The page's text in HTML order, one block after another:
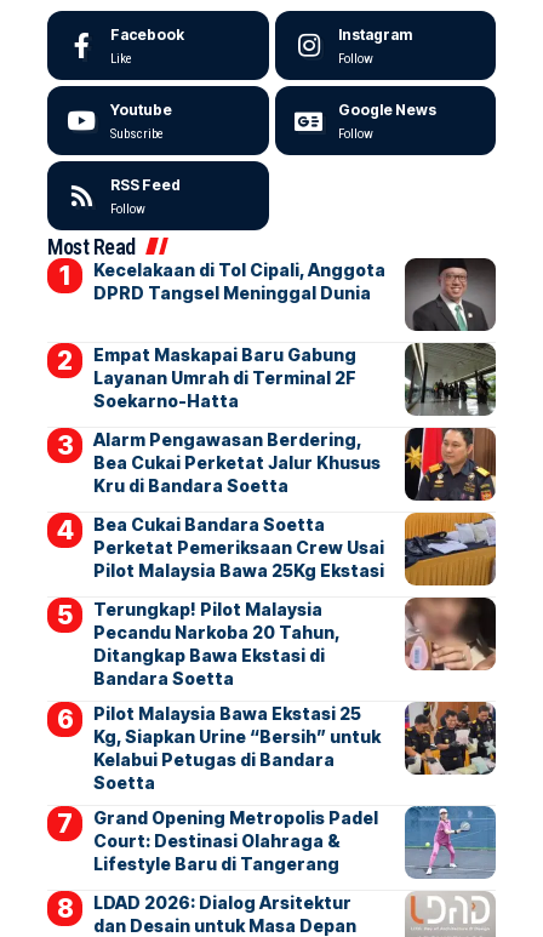
Facebook
Like
Instagram
Follow
Youtube
Subscribe
Google News
Follow
RSS Feed
Follow
Most Read
Kecelakaan di Tol Cipali, Anggota
DPRD Tangsel Meninggal Dunia
Empat Maskapai Baru Gabung
Layanan Umrah di Terminal 2F
Soekarno-Hatta
Alarm Pengawasan Berdering,
Bea Cukai Perketat Jalur Khusus
Kru di Bandara Soetta
Bea Cukai Bandara Soetta
Perketat Pemeriksaan Crew Usai
Pilot Malaysia Bawa 25Kg Ekstasi
Terungkap! Pilot Malaysia
Pecandu Narkoba 20 Tahun,
Ditangkap Bawa Ekstasi di
Bandara Soetta
Pilot Malaysia Bawa Ekstasi 25
Kg, Siapkan Urine “Bersih” untuk
Kelabui Petugas di Bandara
Soetta
Grand Opening Metropolis Padel
Court: Destinasi Olahraga &
Lifestyle Baru di Tangerang
LDAD 2026: Dialog Arsitektur
dan Desain untuk Masa Depan